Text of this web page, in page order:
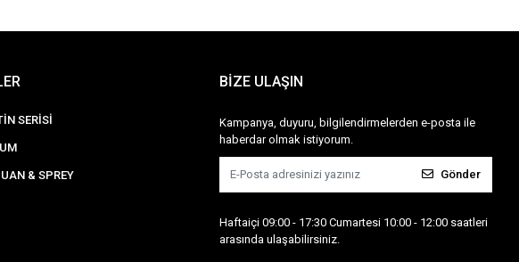
SERİSİ
& SPREY
BİZE ULAŞIN
Kampanya, duyuru, bilgilendirmelerden e-posta ile
haberdar olmak istiyorum.
Gönder
Haftaiçi 09:00 - 17:30 Cumartesi 10:00 - 12:00 saatleri
arasında ulaşabilirsiniz.